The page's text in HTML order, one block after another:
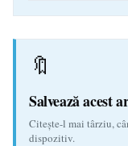
🔖
Salvează acest
Citește-l mai târziu,
dispozitiv.